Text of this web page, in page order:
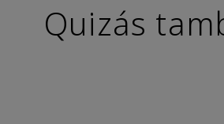
Quizás